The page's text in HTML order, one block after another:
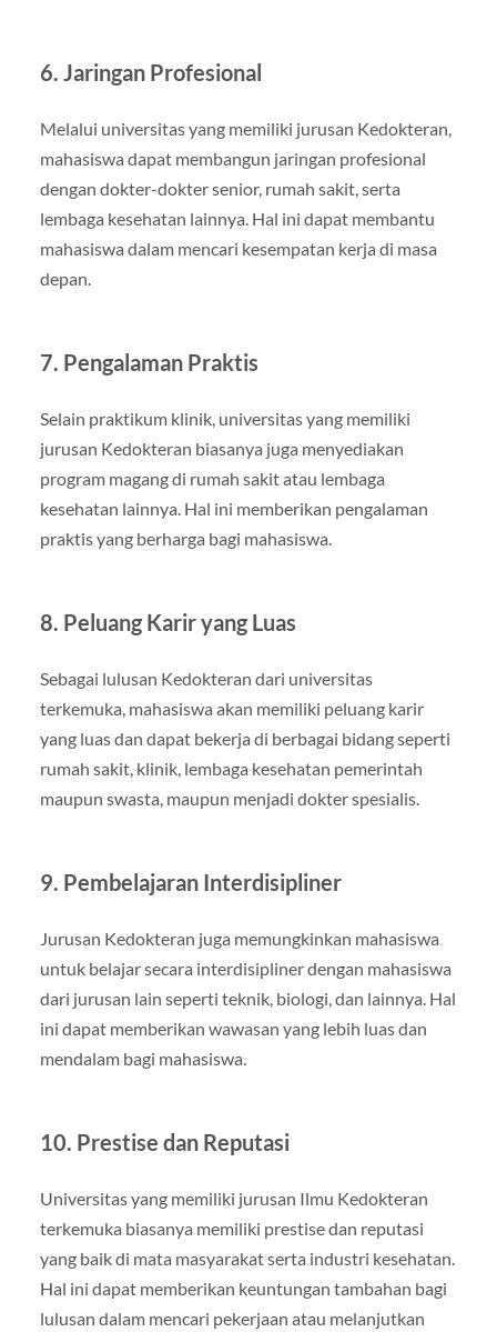
6. Jaringan Profesional
Melalui universitas yang memiliki jurusan Kedokteran,
mahasiswa dapat membangun jaringan profesional
dengan dokter-dokter senior, rumah sakit, serta
lembaga kesehatan lainnya. Hal ini dapat membantu
mahasiswa dalam mencari kesempatan kerja di masa
depan.
7. Pengalaman Praktis
Selain praktikum klinik, universitas yang memiliki
jurusan Kedokteran biasanya juga menyediakan
program magang di rumah sakit atau lembaga
kesehatan lainnya. Hal ini memberikan pengalaman
praktis yang berharga bagi mahasiswa.
8. Peluang Karir yang Luas
Sebagai lulusan Kedokteran dari universitas
terkemuka, mahasiswa akan memiliki peluang karir
yang luas dan dapat bekerja di berbagai bidang seperti
rumah sakit, klinik, lembaga kesehatan pemerintah
maupun swasta, maupun menjadi dokter spesialis.
9. Pembelajaran Interdisipliner
Jurusan Kedokteran juga memungkinkan mahasiswa
untuk belajar secara interdisipliner dengan mahasiswa
dari jurusan lain seperti teknik, biologi, dan lainnya. Hal
ini dapat memberikan wawasan yang lebih luas dan
mendalam bagi mahasiswa.
10. Prestise dan Reputasi
Universitas yang memiliki jurusan Ilmu Kedokteran
terkemuka biasanya memiliki prestise dan reputasi
yang baik di mata masyarakat serta industri kesehatan.
Hal ini dapat memberikan keuntungan tambahan bagi
lulusan dalam mencari pekerjaan atau melanjutkan